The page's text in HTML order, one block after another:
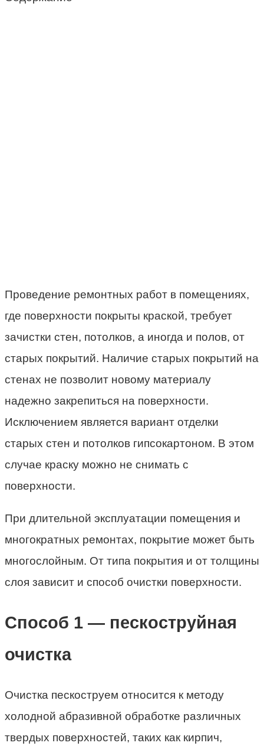
Проведение ремонтных работ в помещениях,
где поверхности покрыты краской, требует
зачистки стен, потолков, а иногда и полов, от
старых покрытий. Наличие старых покрытий на
стенах не позволит новому материалу
надежно закрепиться на поверхности.
Исключением является вариант отделки
старых стен и потолков гипсокартоном. В этом
случае краску можно не снимать с
поверхности.
При длительной эксплуатации помещения и
многократных ремонтах, покрытие может быть
многослойным. От типа покрытия и от толщины
слоя зависит и способ очистки поверхности.
Способ 1 — пескоструйная
очистка
Очистка пескоструем относится к методу
холодной абразивной обработке различных
твердых поверхностей, таких как кирпич,